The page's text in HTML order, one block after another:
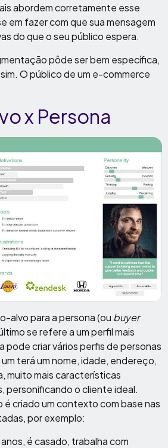
abordem corretamente esse
em fazer com que sua mensagem
do que o seu público espera.
pôde ser bem específica,
O público de um e-commerce
x Persona
alvo para a persona (ou buyer
se refere a um perfil mais
pode criar vários perfis de personas
terá um nome, idade, endereço,
muito mais características
personificando o cliente ideal.
é criado um contexto com base nas
por exemplo:
é casado, trabalha com